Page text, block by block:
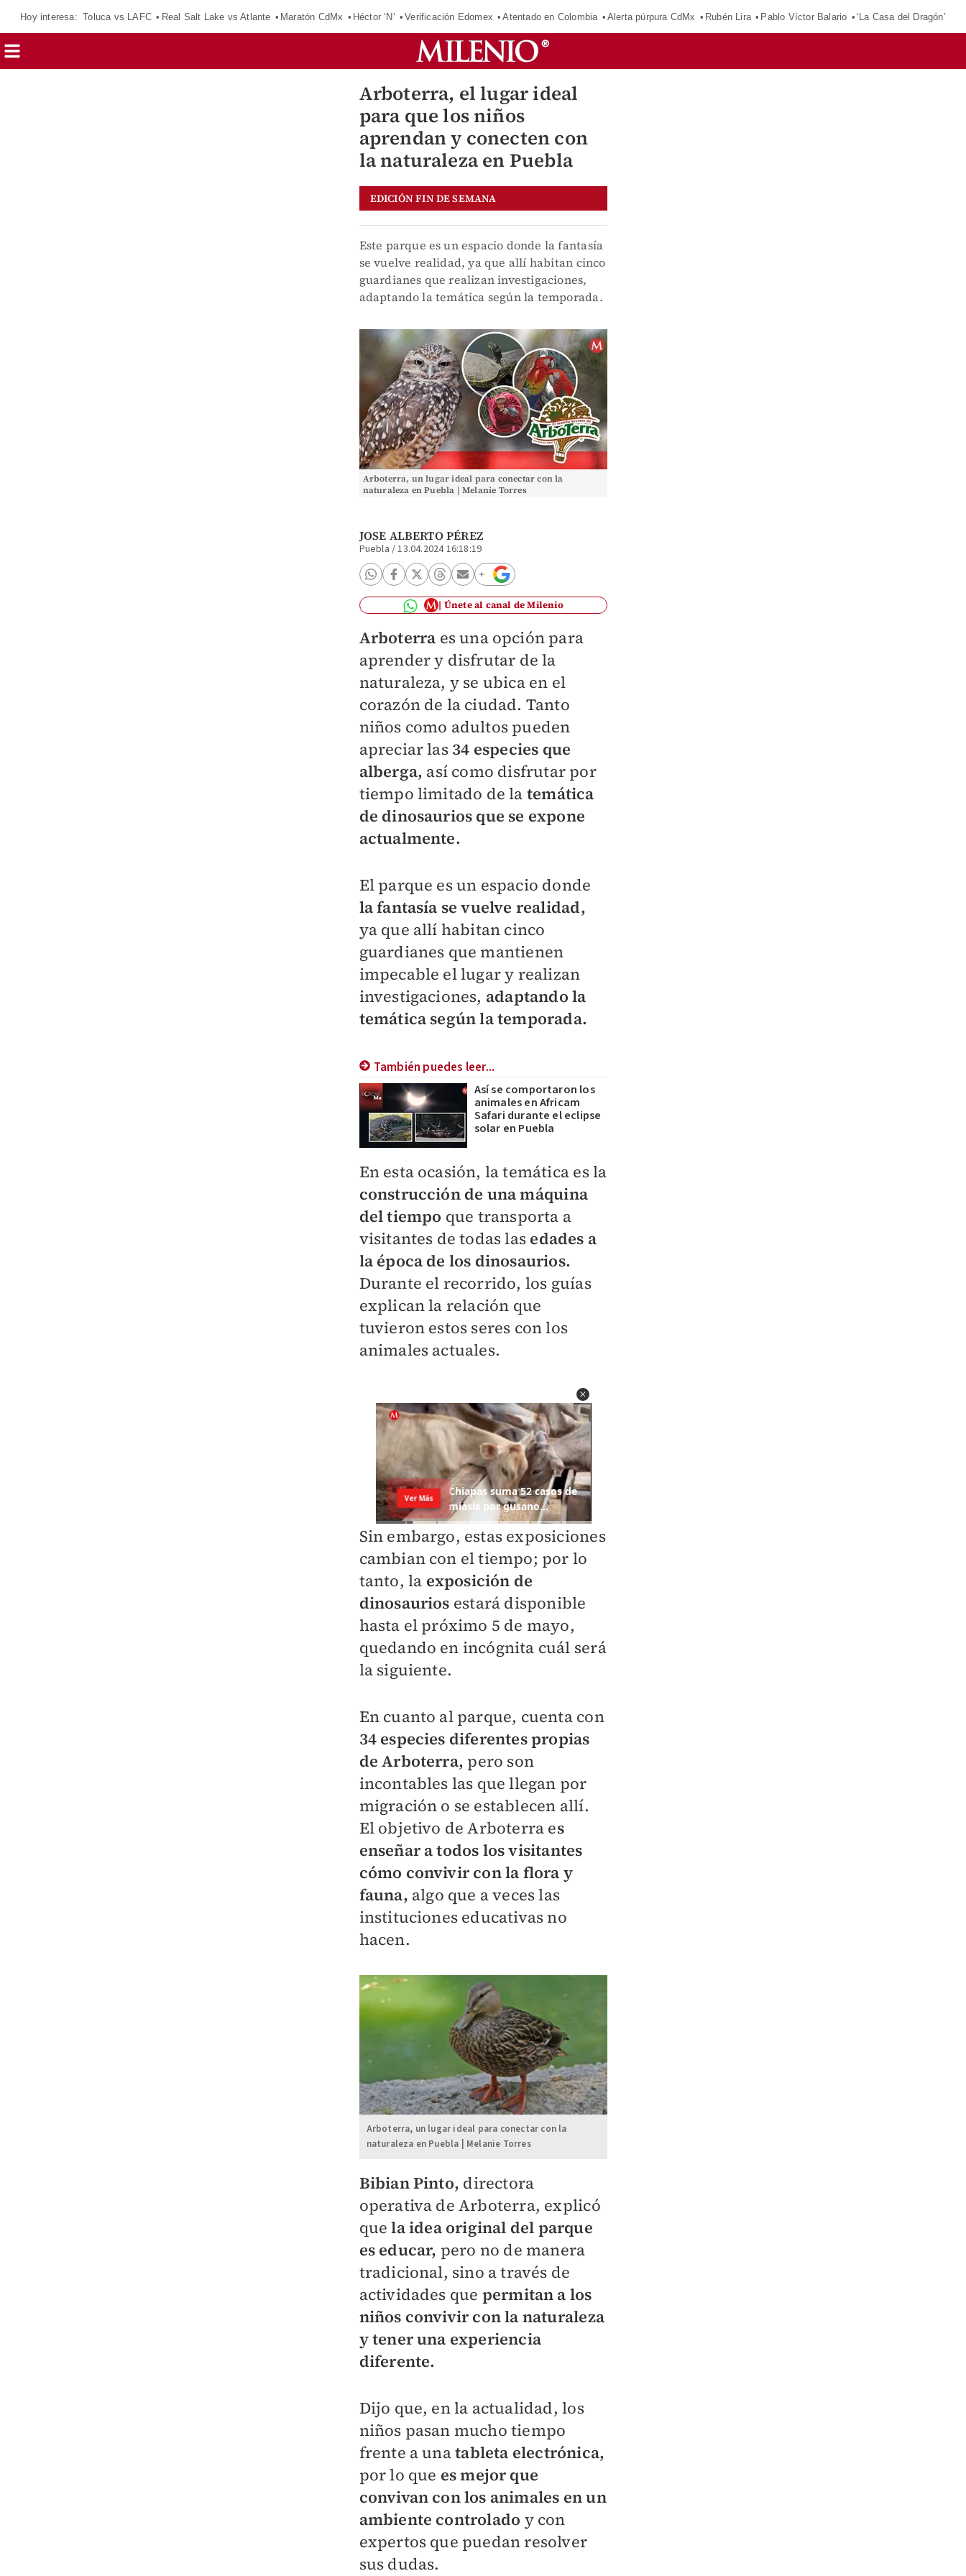
Hoy interesa: Toluca vs LAFC Real Salt Lake vs Atlante Maratón CdMx Héctor ‘N’ Verificación Edomex Atentado en Colombia Alerta púrpura CdMx Rubén Lira Pablo Víctor Balario ‘La Casa del Dragón’
Arboterra, el lugar ideal
para que los niños
aprendan y conecten con
la naturaleza en Puebla
EDICIÓN FIN DE SEMANA
Este parque es un espacio donde la fantasía
se vuelve realidad, ya que allí habitan cinco
guardianes que realizan investigaciones,
adaptando la temática según la temporada.
Arboterra, un lugar ideal para conectar con la
naturaleza en Puebla | Melanie Torres
JOSE ALBERTO PÉREZ
Puebla /13.04.2024 16:18:19
Únete al canal de Milenio
Arboterra es una opción para
aprender y disfrutar de la
naturaleza, y se ubica en el
corazón de la ciudad. Tanto
niños como adultos pueden
apreciar las 34 especies que
alberga, así como disfrutar por
tiempo limitado de la temática
de dinosaurios que se expone
actualmente.
El parque es un espacio donde
la fantasía se vuelve realidad,
ya que allí habitan cinco
guardianes que mantienen
impecable el lugar y realizan
investigaciones, adaptando la
temática según la temporada.
También puedes leer...
Así se comportaron los
animales en Africam
Safari durante el eclipse
solar en Puebla
En esta ocasión, la temática es la
construcción de una máquina
del tiempo que transporta a
visitantes de todas las edades a
la época de los dinosaurios.
Durante el recorrido, los guías
explican la relación que
tuvieron estos seres con los
animales actuales.
Sin embargo, estas exposiciones
cambian con el tiempo; por lo
tanto, la exposición de
dinosaurios estará disponible
hasta el próximo 5 de mayo,
quedando en incógnita cuál será
la siguiente.
En cuanto al parque, cuenta con
34 especies diferentes propias
de Arboterra, pero son
incontables las que llegan por
migración o se establecen allí.
El objetivo de Arboterra es
enseñar a todos los visitantes
cómo convivir con la flora y
fauna, algo que a veces las
instituciones educativas no
hacen.
Arboterra, un lugar ideal para conectar con la
naturaleza en Puebla | Melanie Torres
Bibian Pinto, directora
operativa de Arboterra, explicó
que la idea original del parque
es educar, pero no de manera
tradicional, sino a través de
actividades que permitan a los
niños convivir con la naturaleza
y tener una experiencia
diferente.
Dijo que, en la actualidad, los
niños pasan mucho tiempo
frente a unatableta electrónica,
por lo que es mejor que
convivan con los animales en un
ambiente controlado y con
expertos que puedan resolver
sus dudas.